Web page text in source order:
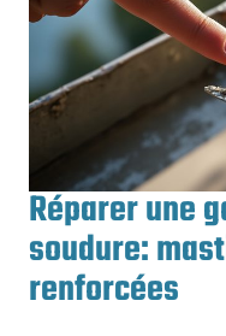
Réparer une
soudure:
renforcées